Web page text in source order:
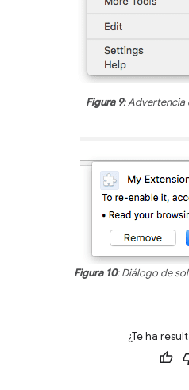
Figura 9: Advertencia
Figura 10: Diálogo de
¿Te ha